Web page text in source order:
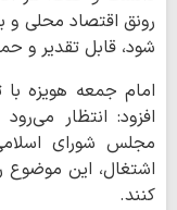
رونق اقتصاد محلی و
شود، قابل تقدیر و
امام جمعه هویزه
افزود: انتظار
مجلس شورای
اشتغال، این موضوع
کنند.